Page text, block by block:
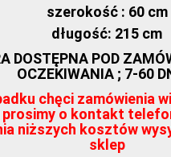
szerokość : 60 cm
długość: 215 cm
DOSTĘPNA POD
OCZEKIWANIA ; 7-60
chęci zamówienia
o kontakt
niższych kosztów
sklep